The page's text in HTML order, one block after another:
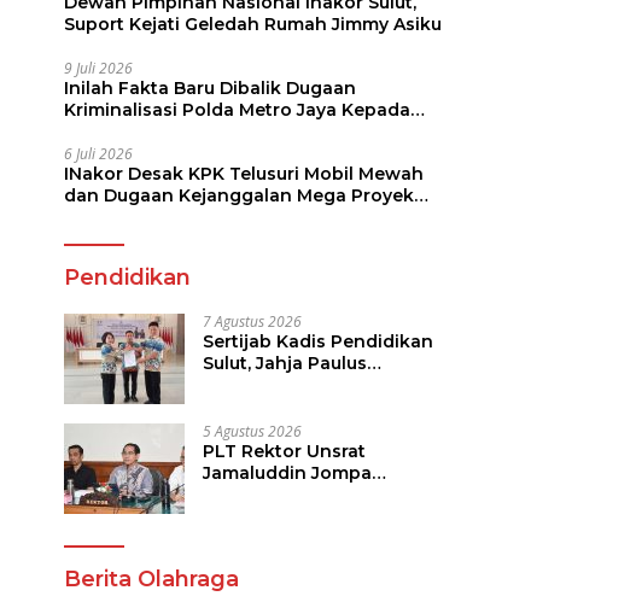
Suport Kejati Geledah Rumah Jimmy Asiku
9 Juli 2026
Inilah Fakta Baru Dibalik Dugaan
Kriminalisasi Polda Metro Jaya Kepada
6 Juli 2026
INakor Desak KPK Telusuri Mobil Mewah
dan Dugaan Kejanggalan Mega Proyek
Pendidikan
7 Agustus 2026
Sertijab Kadis Pendidikan
Sulut, Jahja Paulus
Pendidikan
5 Agustus 2026
PLT Rektor Unsrat
Jamaluddin Jompa
Berita Olahraga